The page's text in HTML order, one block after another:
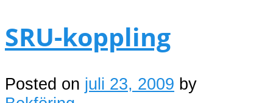
SRU-koppling
Posted on juli 23, 2009 by